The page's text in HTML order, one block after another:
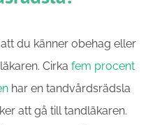
du känner obehag eller
Cirka fem procent
har en tandvårdsrädsla
att gå till tandläkaren.